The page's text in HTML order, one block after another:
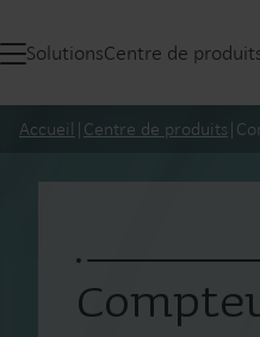
SolutionsCentre de
Accueil | Centre de produits |